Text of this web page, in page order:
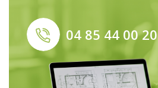
04 85 44 00 20